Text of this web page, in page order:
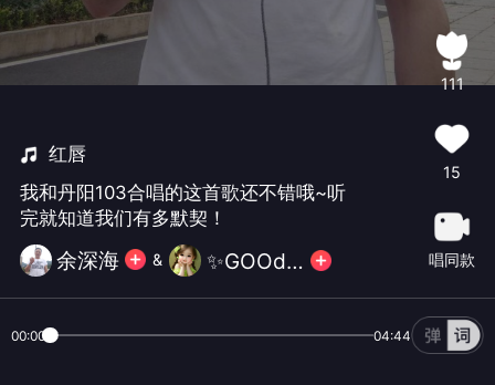
红唇
我和丹阳103合唱的这首歌还不错哦~听
完就知道我们有多默契！
余深海 & ✨GOOdbye✨🍬
111
15
唱同款
00:00 04:44